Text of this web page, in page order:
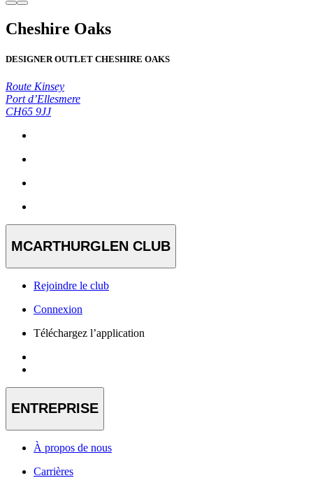
Cheshire Oaks
DESIGNER OUTLET CHESHIRE OAKS
Route Kinsey
Port d’Ellesmere
CH65 9JJ
MCARTHURGLEN CLUB
Rejoindre le club
Connexion
Téléchargez l’application
ENTREPRISE
À propos de nous
Carrières